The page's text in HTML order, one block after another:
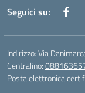
Seguici su:
Indirizzo:Via
Centralino:
Posta elettronica